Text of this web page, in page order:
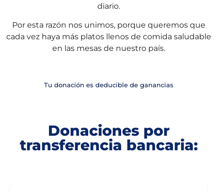
diario.
Por esta razón nos unimos, porque queremos que
cada vez haya más platos llenos de comida saludable
en las mesas de nuestro país.
Tu donación es deducible de ganancias
Donaciones por
transferencia bancaria: